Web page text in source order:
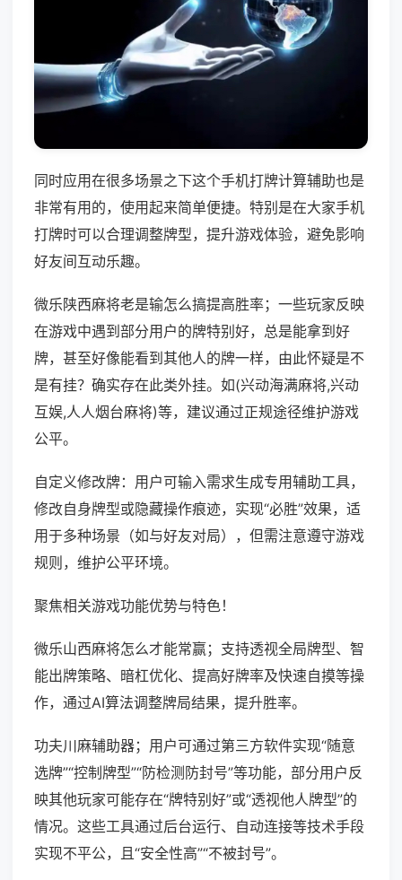
同时应用在很多场景之下这个手机打牌计算辅助也是
非常有用的，使用起来简单便捷。特别是在大家手机
打牌时可以合理调整牌型，提升游戏体验，避免影响
好友间互动乐趣。
微乐陕西麻将老是输怎么搞提高胜率；一些玩家反映
在游戏中遇到部分用户的牌特别好，总是能拿到好
牌，甚至好像能看到其他人的牌一样，由此怀疑是不
是有挂？确实存在此类外挂。如(兴动海满麻将,兴动
互娱,人人烟台麻将)等，建议通过正规途径维护游戏
公平。
自定义修改牌：用户可输入需求生成专用辅助工具，
修改自身牌型或隐藏操作痕迹，实现“必胜”效果，适
用于多种场景（如与好友对局），但需注意遵守游戏
规则，维护公平环境。
聚焦相关游戏功能优势与特色！
微乐山西麻将怎么才能常赢；支持透视全局牌型、智
能出牌策略、暗杠优化、提高好牌率及快速自摸等操
作，通过AI算法调整牌局结果，提升胜率。
功夫川麻辅助器；用户可通过第三方软件实现“随意
选牌”“控制牌型”“防检测防封号”等功能，部分用户反
映其他玩家可能存在“牌特别好”或“透视他人牌型”的
情况。这些工具通过后台运行、自动连接等技术手段
实现不平公，且“安全性高”“不被封号”。